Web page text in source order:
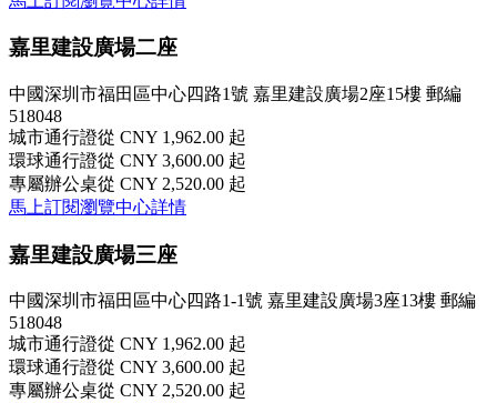
嘉里建設廣場二座
中國深圳市福田區中心四路1號 嘉里建設廣場2座15樓 郵編
518048
城市通行證從 CNY 1,962.00 起
環球通行證從 CNY 3,600.00 起
專屬辦公桌從 CNY 2,520.00 起
馬上訂閱瀏覽中心詳情
嘉里建設廣場三座
中國深圳市福田區中心四路1-1號 嘉里建設廣場3座13樓 郵編
518048
城市通行證從 CNY 1,962.00 起
環球通行證從 CNY 3,600.00 起
專屬辦公桌從 CNY 2,520.00 起